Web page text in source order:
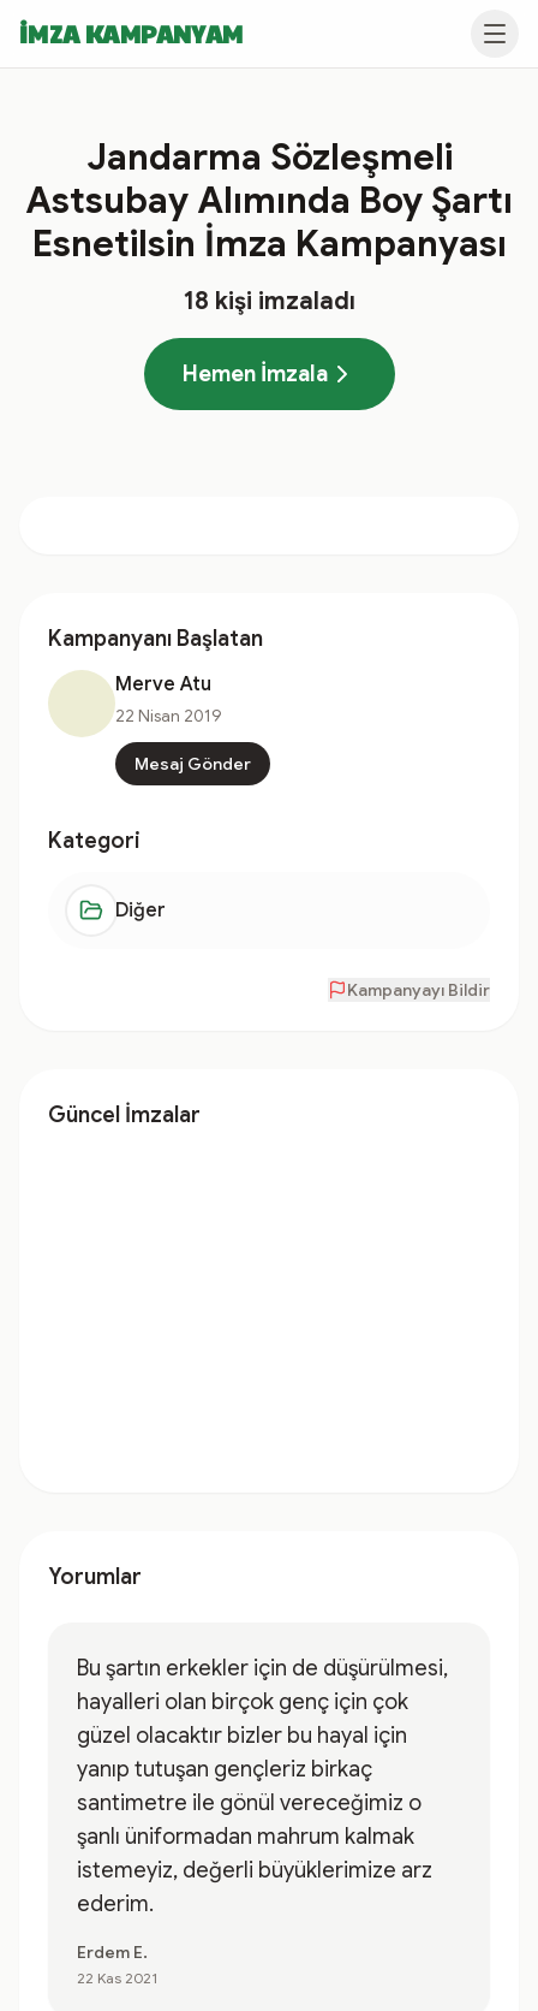
İMZA KAMPANYAM
Jandarma Sözleşmeli
Astsubay Alımında Boy Şartı
Esnetilsin İmza Kampanyası
18 kişi imzaladı
Hemen İmzala
Kampanyanı Başlatan
Merve Atu
22 Nisan 2019
Mesaj Gönder
Kategori
Diğer
Kampanyayı Bildir
Güncel İmzalar
Yorumlar
Bu şartın erkekler için de düşürülmesi,
hayalleri olan birçok genç için çok
güzel olacaktır bizler bu hayal için
yanıp tutuşan gençleriz birkaç
santimetre ile gönül vereceğimiz o
şanlı üniformadan mahrum kalmak
istemeyiz, değerli büyüklerimize arz
ederim.
Erdem E.
22 Kas 2021